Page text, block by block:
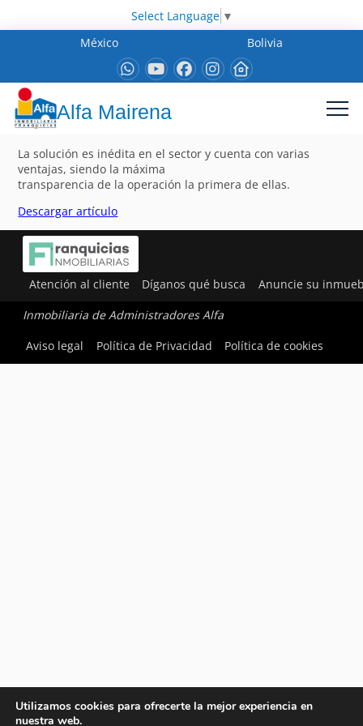
Select Language ▼
México
Bolivia
Alfa Mairena
La solución es inédita en el sector y cuenta con varias
ventajas, siendo la máxima
transparencia de la operación la primera de ellas.
Descargar artículo
Atención al cliente Díganos qué busca Anuncie su
Inmobiliaria de Administradores Alfa
Aviso legal
Política de Privacidad Política de cookies
Utilizamos cookies para ofrecerte la mejor experiencia en
nuestra web.